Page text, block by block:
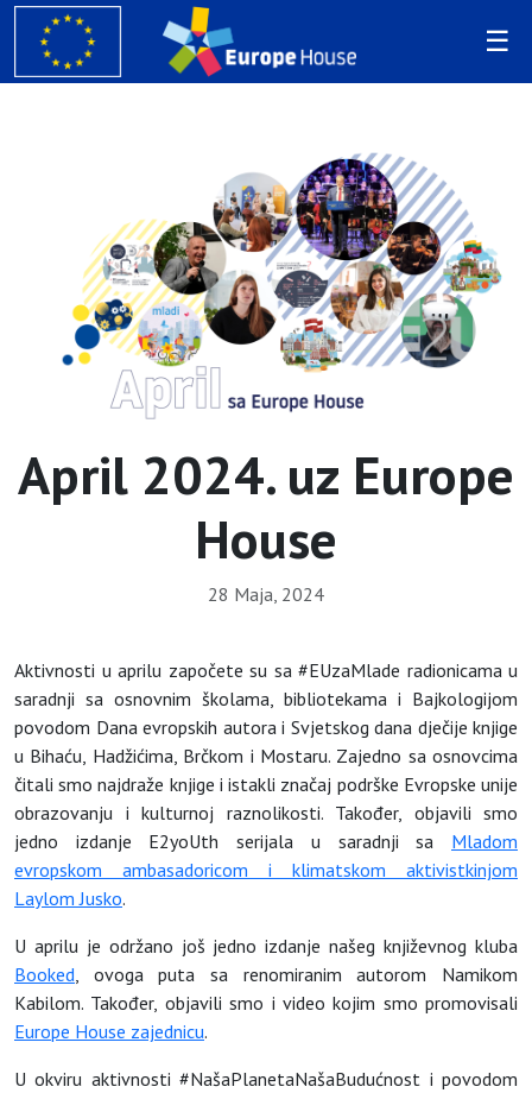
April 2024. uz Europe
House
28 Maja, 2024
Aktivnosti u aprilu započete su sa #EUzaMlade radionicama u
saradnji sa osnovnim školama, bibliotekama i Bajkologijom
povodom Dana evropskih autora i Svjetskog dana dječije knjige
u Bihaću, Hadžićima, Brčkom i Mostaru. Zajedno sa osnovcima
čitali smo najdraže knjige i istakli značaj podrške Evropske unije
obrazovanju i kulturnoj raznolikosti. Također, objavili smo
jedno izdanje E2yoUth serijala u saradnji sa Mladom
evropskom ambasadoricom i klimatskom aktivistkinjom
Laylom Jusko.
U aprilu je održano još jedno izdanje našeg književnog kluba
Booked , ovoga puta sa renomiranim autorom Namikom
Kabilom. Također, objavili smo i video kojim smo promovisali
Europe House zajednicu.
U okviru aktivnosti #NašaPlanetaNašaBudućnost i povodom